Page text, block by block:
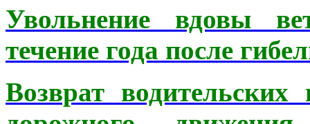
Увольнение вдовы
течение года после
Возврат